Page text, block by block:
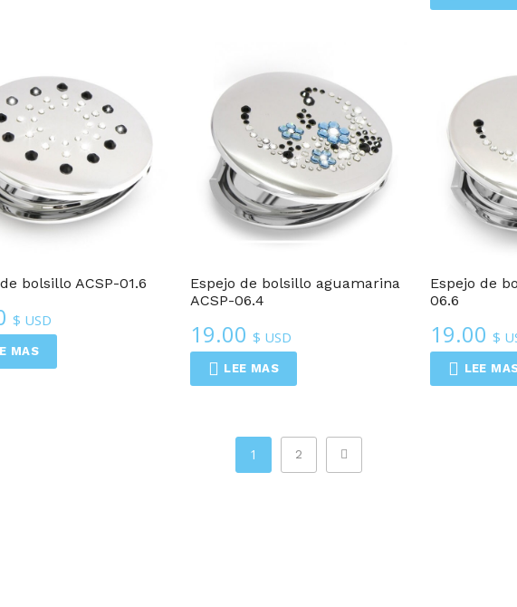
bolsillo ACSP-01.6
$ USD
MAS
Compactos
Espejo de bolsillo aguamarina
ACSP-06.4
19.00$ USD
LEE MAS
Espejos Compactos
Espejo de
06.6
19.00$
LEE
1 2